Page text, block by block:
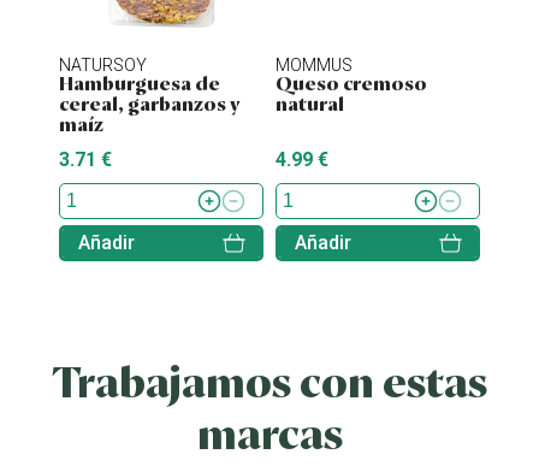
NATURSOY
Hamburguesa de
cereal, garbanzos y
maíz
3.71 €
Añadir
MOMMUS
Queso cremoso
natural
4.99 €
Añadir
Trabajamos con estas
marcas